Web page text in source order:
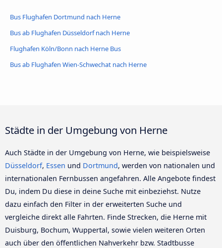
Bus Flughafen Dortmund nach Herne
Bus ab Flughafen Düsseldorf nach Herne
Flughafen Köln/Bonn nach Herne Bus
Bus ab Flughafen Wien-Schwechat nach Herne
Städte in der Umgebung von Herne
Auch Städte in der Umgebung von Herne, wie beispielsweise
Düsseldorf, Essen und Dortmund, werden von nationalen und
internationalen Fernbussen angefahren. Alle Angebote findest
Du, indem Du diese in deine Suche mit einbeziehst. Nutze
dazu einfach den Filter in der erweiterten Suche und
vergleiche direkt alle Fahrten. Finde Strecken, die Herne mit
Duisburg, Bochum, Wuppertal, sowie vielen weiteren Orten
auch über den öffentlichen Nahverkehr bzw. Stadtbusse